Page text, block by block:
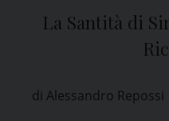
La Santità di
di Alessandro Repossi